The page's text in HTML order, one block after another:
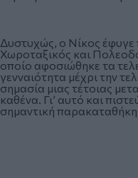
Δυστυχώς, ο Νίκος
Χωροταξικός και
οποίο αφοσιώθηκε τα
γενναιότητα μέχρι την
σημασία μιας τέτοιας
καθένα. Γι’ αυτό και
σημαντική